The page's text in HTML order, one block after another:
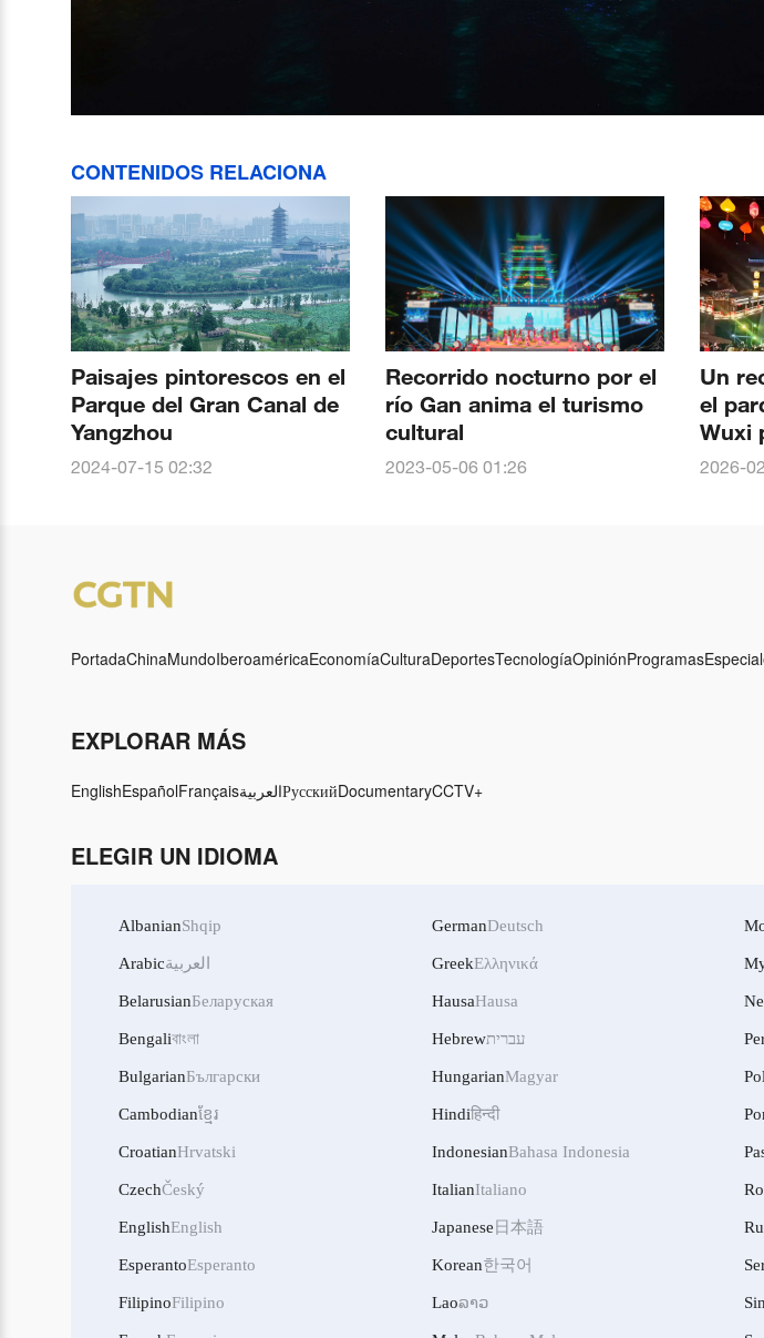
CONTENIDOS RELACIONA
Paisajes pintorescos en el
Parque del Gran Canal de
Yangzhou
2024-07-15 02:32
Recorrido nocturno por el
río Gan anima el turismo
cultural
2023-05-06 01:26
Un
el
Wuxi
2026-
PortadaChinaMundoIberoaméricaEconomíaCulturaDeportesTecnologíaOpiniónProgramas
EXPLORAR MÁS
EnglishEspañolFrançaisالعربيةРусскийDocumentaryCCTV+
ELEGIR UN IDIOMA
AlbanianShqip
Arabicالعربية
BelarusianБеларуская
Bengaliবাংলা
BulgarianБългарски
Cambodianខ្មែរ
CroatianHrvatski
CzechČeský
EnglishEnglish
EsperantoEsperanto
FilipinoFilipino
GermanDeutsch
GreekΕλληνικά
HausaHausa
Hebrewעברית
HungarianMagyar
Hindiहिन्दी
IndonesianBahasa Indonesia
ItalianItaliano
Japanese 日本語
Korean한국어
Laoລາວ